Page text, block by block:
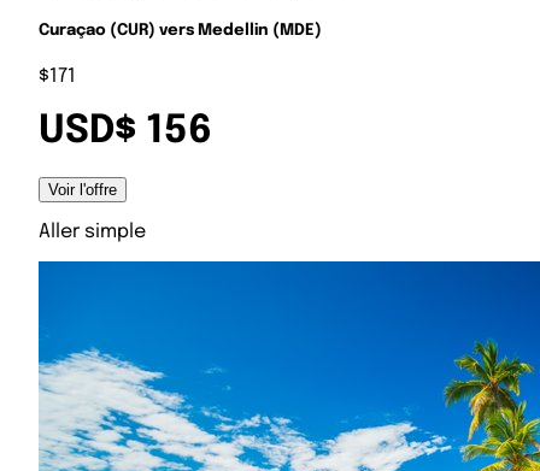
Curaçao (CUR) vers Medellin (MDE)
$171
USD$ 156
Voir l'offre
Aller simple